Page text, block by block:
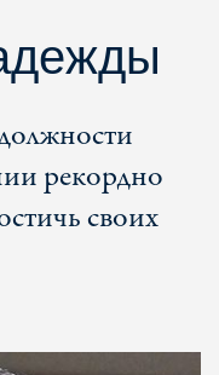
рекордно
своих